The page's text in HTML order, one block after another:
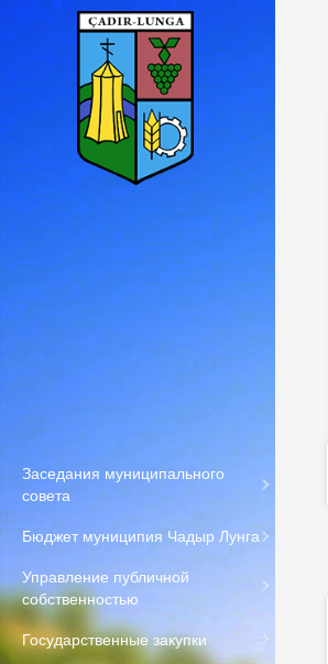
Перейти к основному содержанию
Заседания муниципального
совета
Бюджет муниципия Чадыр Лунга
Управление публичной
собственностью
Государственные закупки